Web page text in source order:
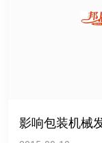
影响包装机械